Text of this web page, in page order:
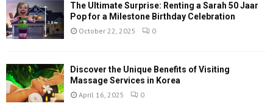
The Ultimate Surprise: Renting a Sarah 50 Jaar
Pop for a Milestone Birthday Celebration
October 22, 2025 0
Discover the Unique Benefits of Visiting
Massage Services in Korea
April 16, 2025 0